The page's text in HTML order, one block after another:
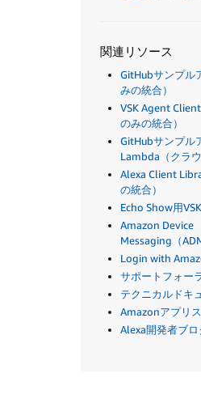
関連リソース
GitHubサンプル
みの統合）
VSK Agent
のみの統合）
GitHubサンプル
Lambda（クラ
Alexa Client
の統合）
Echo Show用VSK
Amazon Device
Messaging（
Login with
サポートフォー
テクニカルドキ
Amazonアプリ
Alexa開発者ブロ